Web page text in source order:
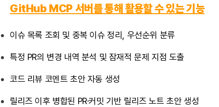
GitHub MCP 서버를 통해 활용할 수 있는 기능
이슈 목록 조회 및 중복 이슈 정리, 우선순위 분류
특정 PR의 변경 내역 분석 및 잠재적 문제 지점 도출
코드 리뷰 코멘트 초안 자동 생성
릴리즈 이후 병합된 PR·커밋 기반 릴리즈 노트 초안 생성